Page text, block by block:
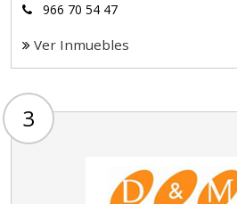
966 70 54 47
Ver Inmuebles
3